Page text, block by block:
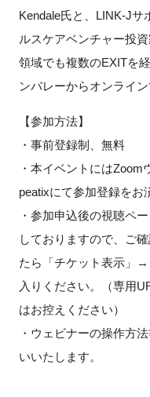
特別会員
FAQ
イベントお知らせメール
Kendale氏と、LINK-Jサ
ルスケアベンチャー投
領域でも複数のEXITを
ンバレーからオンライン
【参加方法】
・事前登録制、無料
・本イベントにはZoom
peatixにて参加登録をお
・参加申込後の視聴ペ
しておりますので、ご
たら「チケット表示」
入りください。（専用
はお控えください）
・ウェビナーの操作方
いいたします。